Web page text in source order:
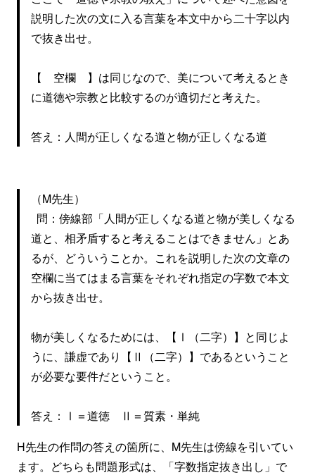
説明した次の文に入る言葉を本文中から二十字以内
で抜き出せ。
【 空欄 】は同じなので、美について考えるとき
に道徳や宗教と比較するのが適切だと考えた。
答え：人間が正しくなる道と物が正しくなる道
（M先生）
問：傍線部「人間が正しくなる道と物が美しくなる
道と、相矛盾すると考えることはできません」とあ
るが、どういうことか。これを説明した次の文章の
空欄に当てはまる言葉をそれぞれ指定の字数で本文
から抜き出せ。
物が美しくなるためには、【Ⅰ（二字）】と同じよ
うに、謙虚であり【Ⅱ（二字）】であるということ
が必要な要件だということ。
答え：Ⅰ＝道徳 Ⅱ＝質素・単純
H先生の作問の答えの箇所に、M先生は傍線を引いてい
ます。どちらも問題形式は、「字数指定抜き出し」で